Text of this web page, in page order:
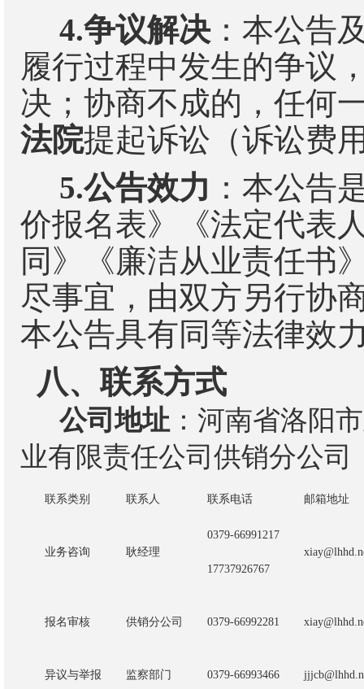
4.争议解决：本公告
履行过程中发生的争议
决；协商不成的，任何
法院提起诉讼（诉讼费
5.公告效力 ：本公告
价报名表》《法定代表
同》《廉洁从业责任书
尽事宜，由双方另行协
本公告具有同等法律效
八、联系方式
公司地址 ：河南省洛阳
业有限责任公司供销分公司
联系类别 联系人 联系电话 邮箱地址
业务咨询 耿经理
0379-66991217
17737926767
报名审核 供销分公司 0379-66992281
异议与举报 监察部门 0379-66993466